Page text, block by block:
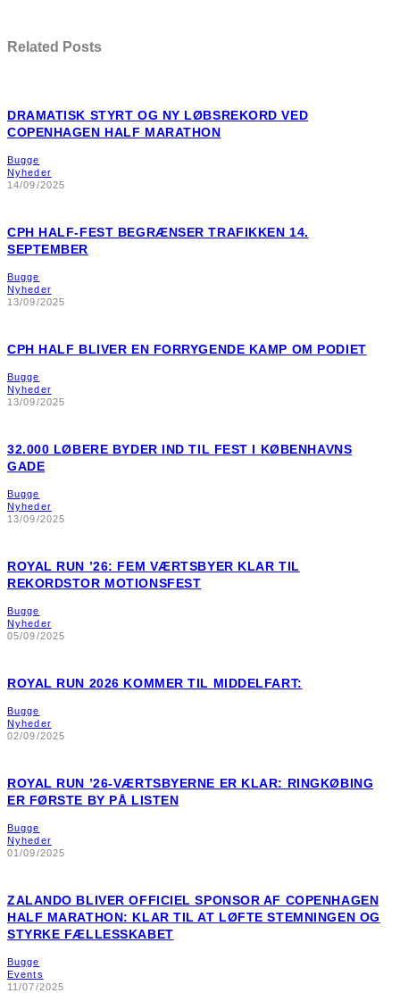
Related Posts
DRAMATISK STYRT OG NY LØBSREKORD VED
COPENHAGEN HALF MARATHON
Bugge
Nyheder
14/09/2025
CPH HALF-FEST BEGRÆNSER TRAFIKKEN 14.
SEPTEMBER
Bugge
Nyheder
13/09/2025
CPH HALF BLIVER EN FORRYGENDE KAMP OM PODIET
Bugge
Nyheder
13/09/2025
32.000 LØBERE BYDER IND TIL FEST I KØBENHAVNS
GADE
Bugge
Nyheder
13/09/2025
ROYAL RUN ’26: FEM VÆRTSBYER KLAR TIL
REKORDSTOR MOTIONSFEST
Bugge
Nyheder
05/09/2025
ROYAL RUN 2026 KOMMER TIL MIDDELFART:
Bugge
Nyheder
02/09/2025
ROYAL RUN ’26-VÆRTSBYERNE ER KLAR: RINGKØBING
ER FØRSTE BY PÅ LISTEN
Bugge
Nyheder
01/09/2025
ZALANDO BLIVER OFFICIEL SPONSOR AF COPENHAGEN
HALF MARATHON: KLAR TIL AT LØFTE STEMNINGEN OG
STYRKE FÆLLESSKABET
Bugge
Events
11/07/2025